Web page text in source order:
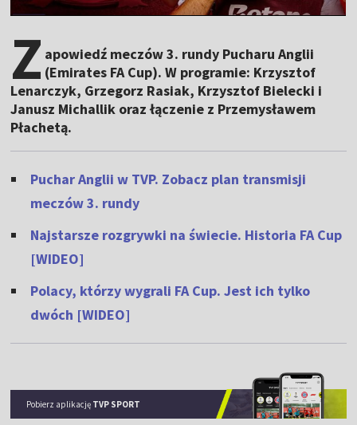
Z apowiedź meczów 3. rundy Pucharu Anglii
(Emirates FA Cup). W programie: Krzysztof
Lenarczyk, Grzegorz Rasiak, Krzysztof Bielecki i
Janusz Michallik oraz łączenie z Przemysławem
Płachetą.
Puchar Anglii w TVP. Zobacz plan transmisji
meczów 3. rundy
Najstarsze rozgrywki na świecie. Historia FA Cup
[WIDEO]
Polacy, którzy wygrali FA Cup. Jest ich tylko
dwóch [WIDEO]
Pobierz aplikację TVP SPORT